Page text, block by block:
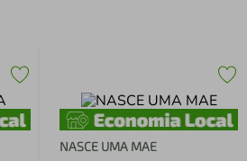
NASCE UMA MAE